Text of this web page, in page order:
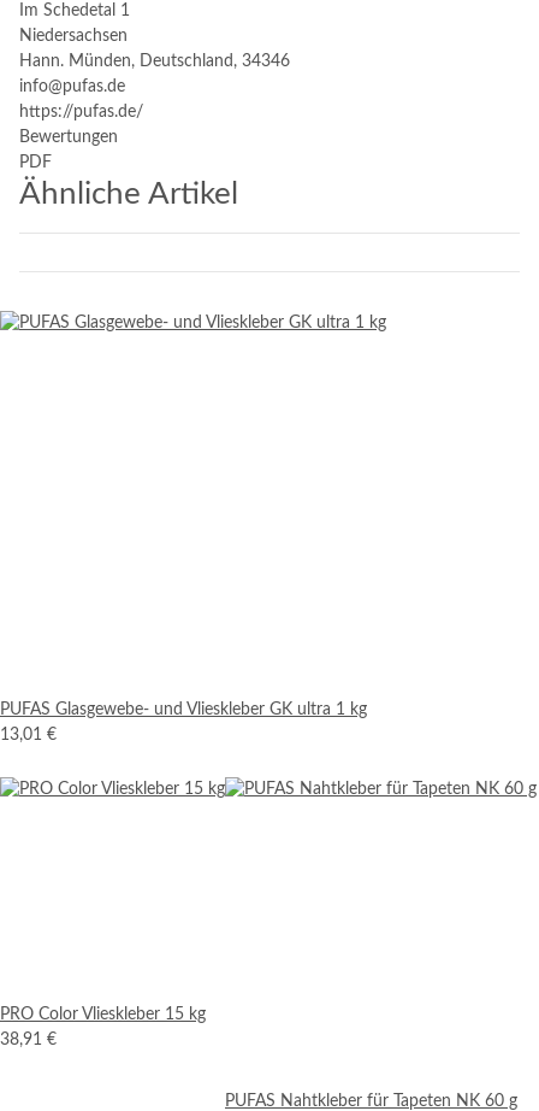
Im Schedetal 1
Niedersachsen
Hann. Münden, Deutschland, 34346
info@pufas.de
https://pufas.de/
Bewertungen
PDF
Ähnliche Artikel
PUFAS Glasgewebe- und Vlieskleber GK ultra 1 kg
13,01 €
PRO Color Vlieskleber 15 kg
38,91 €
PUFAS Nahtkleber für Tapeten NK 60 g